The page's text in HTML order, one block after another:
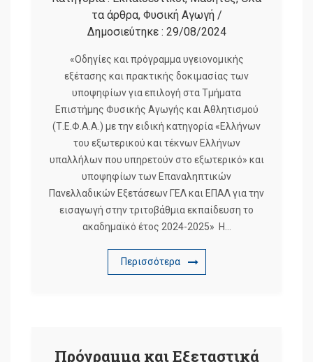
τα άρθρα, Φυσική Αγωγή/
Δημοσιεύτηκε : 29/08/2024
«Οδηγίες και πρόγραμμα υγειονομικής
εξέτασης και πρακτικής δοκιμασίας των
υποψηφίων για επιλογή στα Τμήματα
Επιστήμης Φυσικής Αγωγής και Αθλητισμού
(Τ.Ε.Φ.Α.Α.) με την ειδική κατηγορία «Ελλήνων
του εξωτερικού και τέκνων Ελλήνων
υπαλλήλων που υπηρετούν στο εξωτερικό» και
υποψηφίων των Επαναληπτικών
Πανελλαδικών Εξετάσεων ΓΕΛ και ΕΠΑΛ για την
εισαγωγή στην τριτοβάθμια εκπαίδευση το
ακαδημαϊκό έτος 2024-2025» Η…
Περισσότερα
Πρόγραμμα και Εξεταστικά